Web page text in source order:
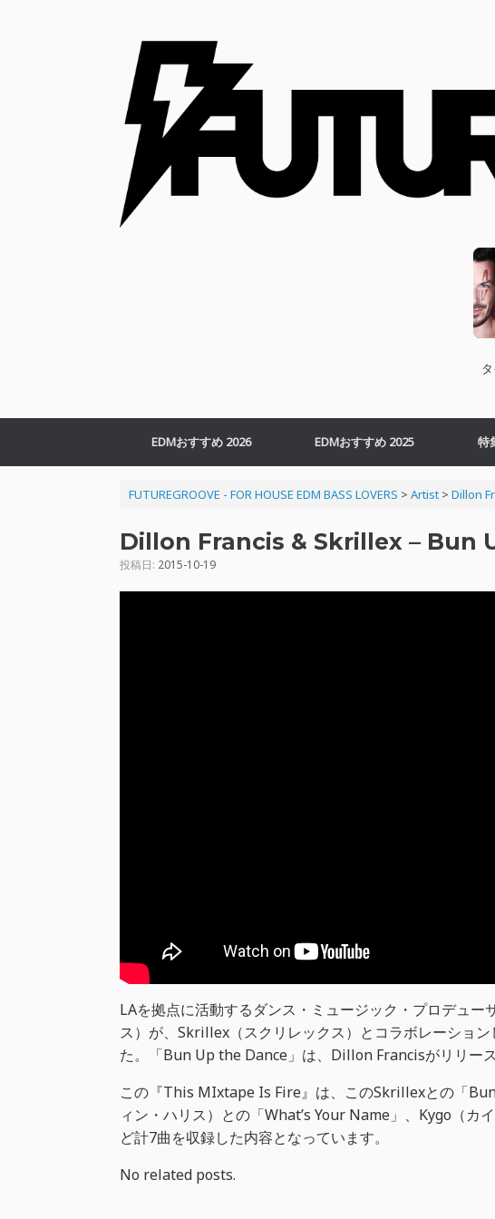
EDMおすすめ 2026 EDMおすすめ 2025 特
FUTUREGROOVE - FOR HOUSE EDM BASS LOVERS > Artist> Dillon
Dillon Francis & Skrillex – Bun
投稿日: 2015-10-19
LAを拠点に活動するダンス・ミュージック・プロデュ
ス）が、Skrillex（スクリレックス）とコラボレーショ
た。「Bun Up the Dance」は、Dillon Francisがリリー
この『This MIxtape Is Fire』は、このSkrillexとの「
ィン・ハリス）との「What’s Your Name」、Kygo（カ
ど計7曲を収録した内容となっています。
No related posts.